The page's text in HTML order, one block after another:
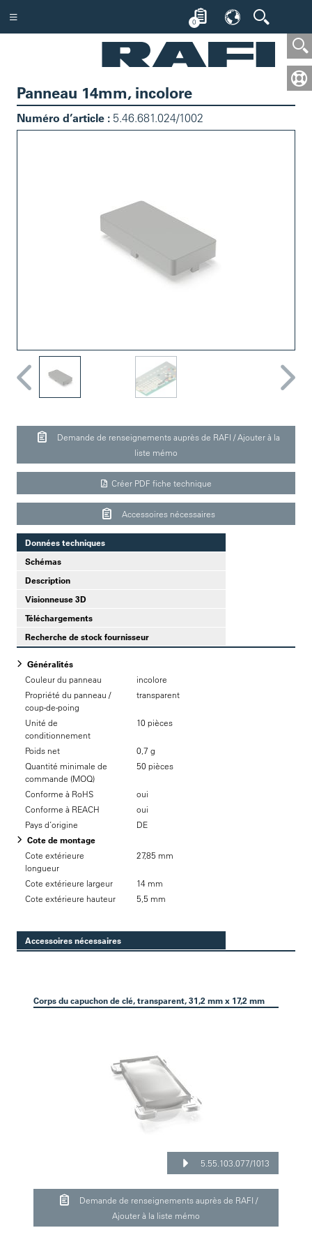
0
Panneau 14mm, incolore
Numéro d’article : 5.46.681.024/1002
liste mémo
Créer PDF fiche technique
Accessoires nécessaires
Données techniques
Schémas
Description
Visionneuse 3D
Téléchargements
Recherche de stock fournisseur
Généralités
Couleur du panneau
incolore
Propriété du panneau /
coup-de-poing
transparent
Unité de
conditionnement
10 pièces
Poids net
0,7 g
Quantité minimale de
commande (MOQ)
50 pièces
Conforme à RoHS
oui
Conforme à REACH
oui
Pays d’origine
DE
Cote de montage
Cote extérieure
longueur
27,85 mm
Cote extérieure largeur
14 mm
Cote extérieure hauteur
5,5 mm
Accessoires nécessaires
Corps du capuchon de clé, transparent, 31,2 mm x 17,2 mm
5.55.103.077/1013
Ajouter à la liste mémo